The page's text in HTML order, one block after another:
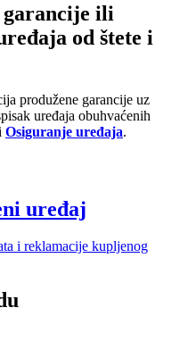
garancije ili
od štete i
produžene garancije uz
uređaja obuhvaćenih
Osiguranje uređaja.
uređaj
i reklamacije kupljenog